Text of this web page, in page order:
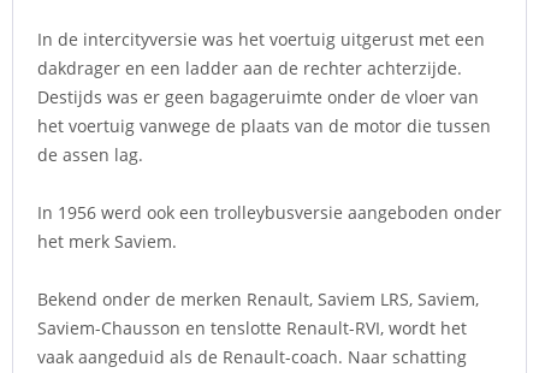
In de intercityversie was het voertuig uitgerust met een
dakdrager en een ladder aan de rechter achterzijde.
Destijds was er geen bagageruimte onder de vloer van
het voertuig vanwege de plaats van de motor die tussen
de assen lag.
In 1956 werd ook een trolleybusversie aangeboden onder
het merk Saviem.
Bekend onder de merken Renault, Saviem LRS, Saviem,
Saviem-Chausson en tenslotte Renault-RVI, wordt het
vaak aangeduid als de Renault-coach. Naar schatting